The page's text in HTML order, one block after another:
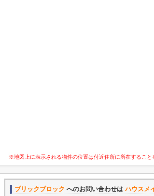
※地図上に表示される物件の位置は付近住所に所在すること
ブリックブロック へのお問い合わせは ハウスメ